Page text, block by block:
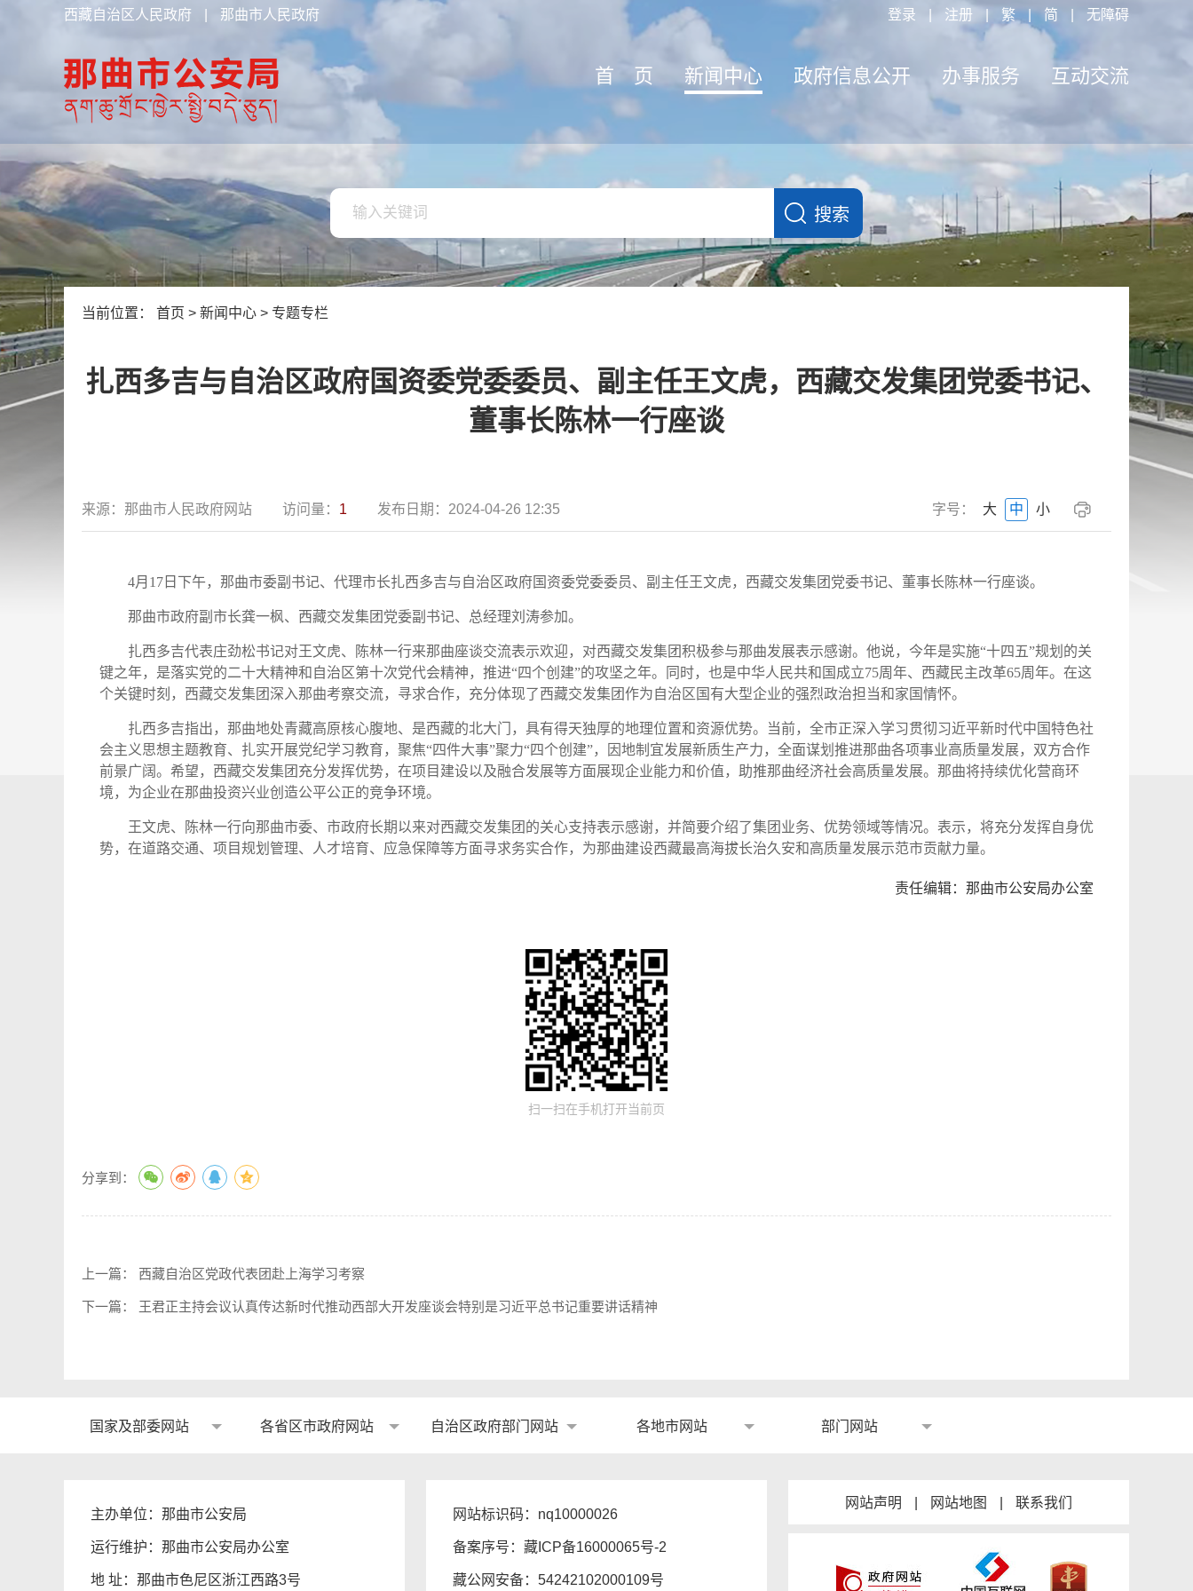
西藏自治区人民政府 那曲市人民政府 登录 注册 繁 | 简 无障碍
首 页 新闻中心 政府信息公开 办事服务 互动交流
当前位置： 首页 > 新闻中心 > 专题专栏
扎西多吉与自治区政府国资委党委委员、副主任王文虎，西藏交发集团党委书记、
董事长陈林一行座谈
来源： 那曲市人民政府网站 访问量： 1 发布日期： 2024-04-26 12:35 字号： 大 中 小
4月17日下午，那曲市委副书记、代理市长扎西多吉与自治区政府国资委党委委员、副主任王文虎，西藏交发集团党委书记、董事长陈林一行座谈。
那曲市政府副市长龚一枫、西藏交发集团党委副书记、总经理刘涛参加。
扎西多吉代表庄劲松书记对王文虎、陈林一行来那曲座谈交流表示欢迎，对西藏交发集团积极参与那曲发展表示感谢。他说，今年是实施“十四五”规划的关
键之年，是落实党的二十大精神和自治区第十次党代会精神，推进“四个创建”的攻坚之年。同时，也是中华人民共和国成立75周年、西藏民主改革65周年。在这
个关键时刻，西藏交发集团深入那曲考察交流，寻求合作，充分体现了西藏交发集团作为自治区国有大型企业的强烈政治担当和家国情怀。
扎西多吉指出，那曲地处青藏高原核心腹地、是西藏的北大门，具有得天独厚的地理位置和资源优势。当前，全市正深入学习贯彻习近平新时代中国特色社
会主义思想主题教育、扎实开展党纪学习教育，聚焦“四件大事”聚力“四个创建”，因地制宜发展新质生产力，全面谋划推进那曲各项事业高质量发展，双方合作
前景广阔。希望，西藏交发集团充分发挥优势，在项目建设以及融合发展等方面展现企业能力和价值，助推那曲经济社会高质量发展。那曲将持续优化营商环
境，为企业在那曲投资兴业创造公平公正的竞争环境。
王文虎、陈林一行向那曲市委、市政府长期以来对西藏交发集团的关心支持表示感谢，并简要介绍了集团业务、优势领域等情况。表示，将充分发挥自身优
势，在道路交通、项目规划管理、人才培育、应急保障等方面寻求务实合作，为那曲建设西藏最高海拔长治久安和高质量发展示范市贡献力量。
责任编辑：那曲市公安局办公室
扫一扫在手机打开当前页
分享到：
上一篇： 西藏自治区党政代表团赴上海学习考察
下一篇： 王君正主持会议认真传达新时代推动西部大开发座谈会特别是习近平总书记重要讲话精神
国家及部委网站 各省区市政府网站 自治区政府部门网站 各地市网站 部门网站
主办单位：那曲市公安局
运行维护：那曲市公安局办公室
地 址：那曲市色尼区浙江西路3号
网站标识码：nq10000026
备案序号： 藏ICP备16000065号-2
藏公网安备： 54242102000109号
网站声明 网站地图 联系我们